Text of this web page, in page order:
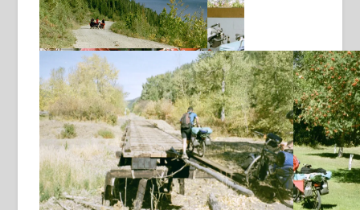
tijd voor een ijsje
nine-eleven !!